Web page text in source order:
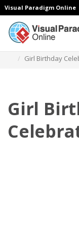
Visual Paradigm Online
Girl Birthday
Girl